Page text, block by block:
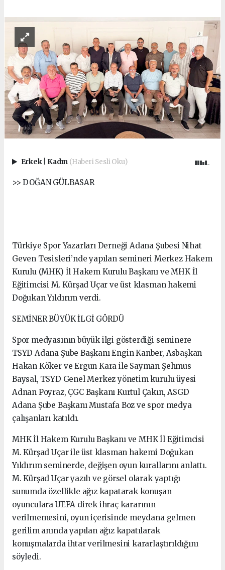
Erkek Kadın (Haberi Sesli Oku)
>> DOĞAN GÜLBASAR
Türkiye Spor Yazarları Derneği Adana Şubesi Nihat
Geven Tesisleri’nde yapılan semineri Merkez Hakem
Kurulu (MHK) İl Hakem Kurulu Başkanı ve MHK İl
Eğitimcisi M. Kürşad Uçar ve üst klasman hakemi
Doğukan Yıldırım verdi.
SEMİNER BÜYÜK İLGİ GÖRDÜ
Spor medyasının büyük ilgi gösterdiği seminere
TSYD Adana Şube Başkanı Engin Kanber, Asbaşkan
Hakan Köker ve Ergun Kara ile Sayman Şehmus
Baysal, TSYD Genel Merkez yönetim kurulu üyesi
Adnan Poyraz, ÇGC Başkanı Kurtul Çakın, ASGD
Adana Şube Başkanı Mustafa Boz ve spor medya
çalışanları katıldı.
MHK İl Hakem Kurulu Başkanı ve MHK İl Eğitimcisi
M. Kürşad Uçar ile üst klasman hakemi Doğukan
Yıldırım seminerde, değişen oyun kurallarını anlattı.
M. Kürşad Uçar yazılı ve görsel olarak yaptığı
sunumda özellikle ağız kapatarak konuşan
oyunculara UEFA direk ihraç kararının
verilmemesini, oyun içerisinde meydana gelmen
gerilim anında yapılan ağız kapatılarak
konuşmalarda ihtar verilmesini kararlaştırıldığını
söyledi.